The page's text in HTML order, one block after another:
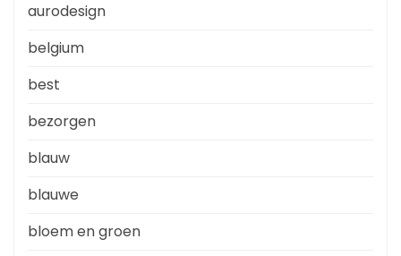
aurodesign
belgium
best
bezorgen
blauw
blauwe
bloem en groen